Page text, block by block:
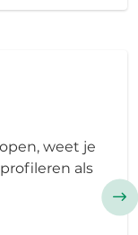
weet je
als